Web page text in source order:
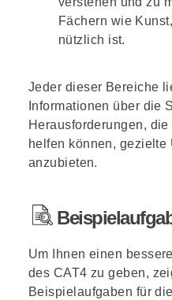
Fächern wie
nützlich ist.
Jeder dieser Bereiche
Informationen über die
Herausforderungen,
helfen können, gezielte
anzubieten.
Um Ihnen einen
des CAT4 zu geben,
Beispielaufgaben für